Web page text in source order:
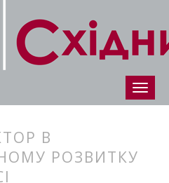
В
РОЗВИТКУ